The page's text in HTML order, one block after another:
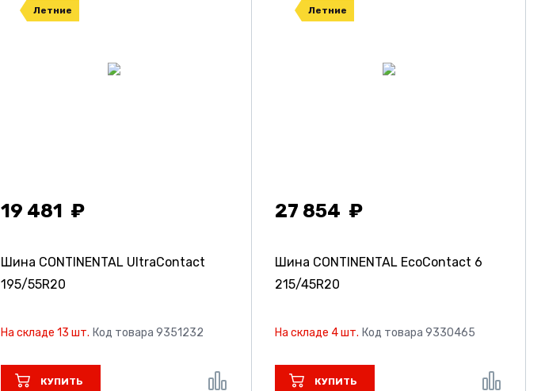
Летние
19 481
Шина CONTINENTAL UltraContact
195/55R20
На складе 13 шт. Код товара 9351232
КУПИТЬ
Летние
27 854
Шина CONTINENTAL EcoContact 6
215/45R20
На складе 4 шт. Код товара 9330465
КУПИТЬ